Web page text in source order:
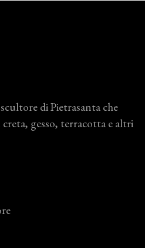
di Pietrasanta che
gesso, terracotta e altri